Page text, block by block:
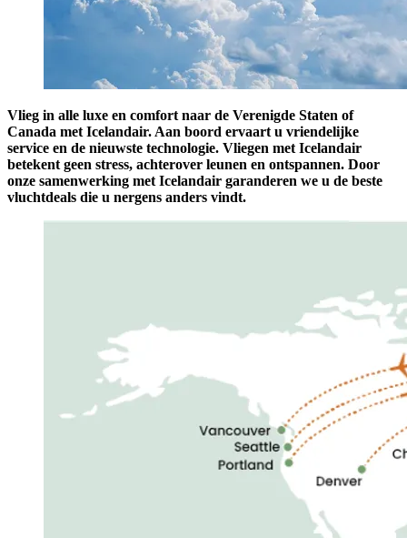
Vlieg in alle luxe en comfort naar de Verenigde Staten of
Canada met Icelandair. Aan boord ervaart u vriendelijke
service en de nieuwste technologie. Vliegen met Icelandair
betekent geen stress, achterover leunen en ontspannen. Door
onze samenwerking met Icelandair garanderen we u de beste
vluchtdeals die u nergens anders vindt.